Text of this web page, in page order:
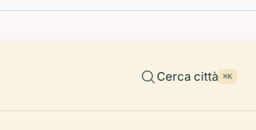
Cerca città ⌘K